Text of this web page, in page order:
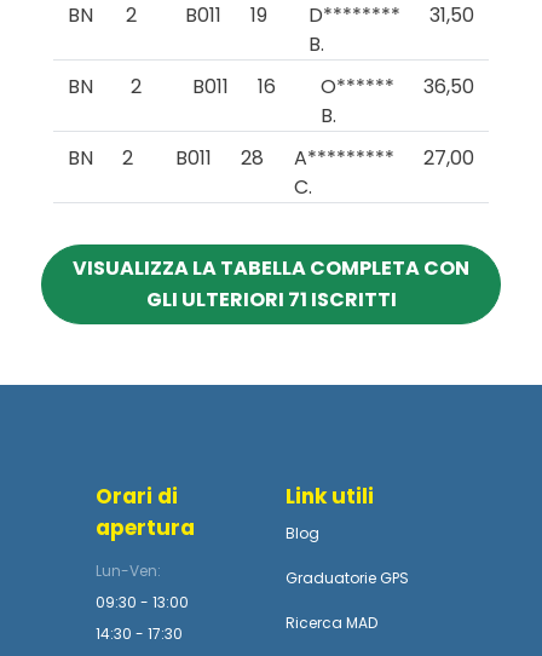
BN 2 B011 19
D********
B.
31,50
BN 2 B011 16
O******
B.
36,50
BN 2 B011 28
A*********
C.
27,00
VISUALIZZA LA TABELLA COMPLETA CON
GLI ULTERIORI 71 ISCRITTI
Orari di
apertura
Lun-Ven:
09:30 - 13:00
14:30 - 17:30
Link utili
Blog
Graduatorie GPS
Ricerca MAD